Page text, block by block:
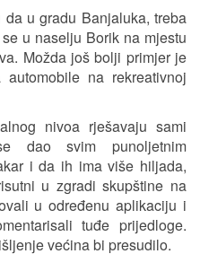
u gradu Banjaluka, treba
u naselju Borik na mjestu
Možda još bolji primjer je
na rekreativnoj
nivoa rješavaju sami
dao svim punoljetnim
i da ih ima više hiljada,
u zgradi skupštine na
u određenu aplikaciju i
tuđe prijedloge.
većina bi presudilo.